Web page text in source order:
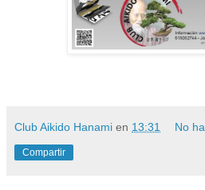
Club Aikido Hanami en 13:31 No
Compartir